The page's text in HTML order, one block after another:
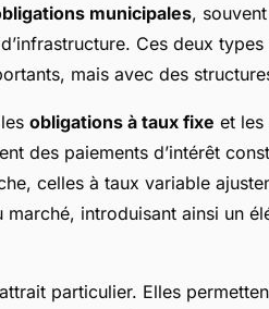
municipales,
Ces deux
mais avec des
obligations à taux fixe et les
des paiements d’intérêt
celles à taux variable
introduisant ainsi un
particulier. Elles